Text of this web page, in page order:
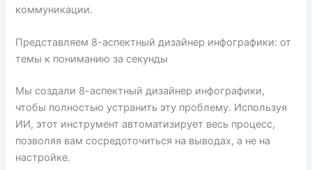
коммуникации.
Представляем 8-аспектный дизайнер инфографики: от
темы к пониманию за секунды
Мы создали 8-аспектный дизайнер инфографики,
чтобы полностью устранить эту проблему. Используя
ИИ, этот инструмент автоматизирует весь процесс,
позволяя вам сосредоточиться на выводах, а не на
настройке.